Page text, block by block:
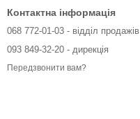
Контактна інформація
068 772-01-03 - відділ продажів
093 849-32-20 - дирекція
Передзвонити вам?